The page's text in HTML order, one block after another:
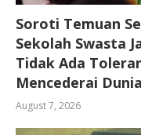
Soroti Temuan
Sekolah Swasta
Tidak Ada
Mencederai
August 7, 2026